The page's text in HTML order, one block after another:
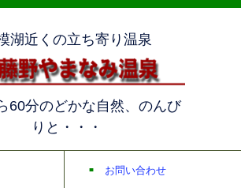
湖近くの立ち寄り温泉
60分のどかな自然、のんび
りと・・・
お問い合わせ